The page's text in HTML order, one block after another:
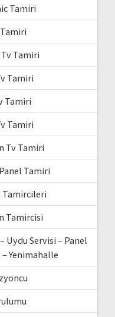
Tamiri
Tamiri
Tamiri
Tamiri
Tamiri
Tv Tamiri
Tamiri
Tamircileri
Tamircisi
Uydu Servisi – Panel
Yenimahalle